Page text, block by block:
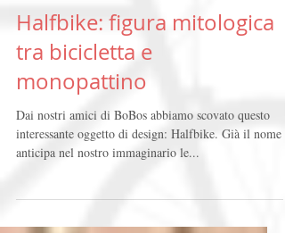
Halfbike: figura mitologica
tra bicicletta e
monopattino
interessante oggetto di design: Halfbike. Già il nome
anticipa nel nostro immaginario le...